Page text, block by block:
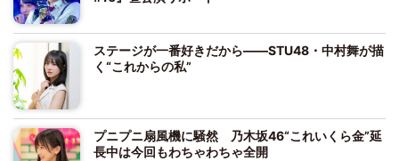
ステージが一番好きだから――STU48・中村舞が描
く“これからの私”
プニプニ扇風機に騒然 乃木坂46“これいくら金”延
長中は今回もわちゃわちゃ全開